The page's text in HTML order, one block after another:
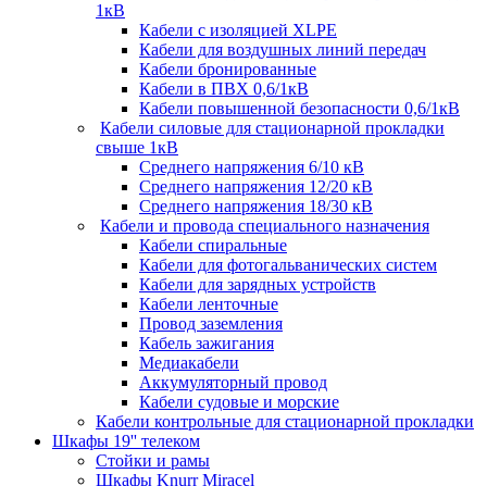
1кВ
Кабели c изоляцией XLPE
Кабели для воздушных линий передач
Кабели бронированные
Кабели в ПВХ 0,6/1кВ
Кабели повышенной безопасности 0,6/1кВ
Кабели силовые для стационарной прокладки
свыше 1кВ
Среднего напряжения 6/10 кВ
Среднего напряжения 12/20 кВ
Среднего напряжения 18/30 кВ
Кабели и провода специального назначения
Кабели спиральные
Кабели для фотогальванических систем
Кабели для зарядных устройств
Кабели ленточные
Провод заземления
Кабель зажигания
Медиакабели
Аккумуляторный провод
Кабели судовые и морские
Кабели контрольные для стационарной прокладки
Шкафы 19'' телеком
Стойки и рамы
Шкафы Knurr Miracel